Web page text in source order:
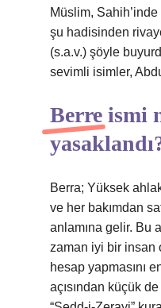
Müslim, Sahih’inde
şu hadisinden
(s.a.v.) şöyle
sevimli isimler,
Berre ismi
Berra; Yüksek
ve her bakımdan
anlamına gelir. Bu
zaman iyi bir insan
hesap yapmasını
açısından küçük